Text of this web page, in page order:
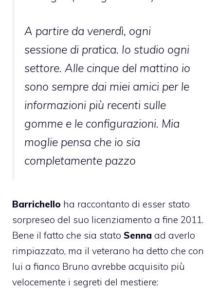
A partire da venerdì, ogni
sessione di pratica. Io studio ogni
settore. Alle cinque del mattino io
sono sempre dai miei amici per le
informazioni più recenti sulle
gomme e le configurazioni. Mia
moglie pensa che io sia
completamente pazzo
Barrichello ha raccontanto di esser stato
sorpreseo del suo licenziamento a fine 2011.
Bene il fatto che sia stato Senna ad averlo
rimpiazzato, ma il veterano ha detto che con
lui a fianco Bruno avrebbe acquisito più
velocemente i segreti del mestiere: